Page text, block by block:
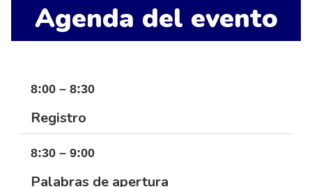
Agenda del evento
8:00 – 8:30
Registro
8:30 – 9:00
Palabras de apertura